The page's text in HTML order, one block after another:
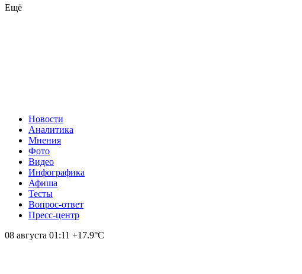
Ещё
Новости
Аналитика
Мнения
Фото
Видео
Инфографика
Афиша
Тесты
Вопрос-ответ
Пресс-центр
08 августа 01:11 +17.9°С